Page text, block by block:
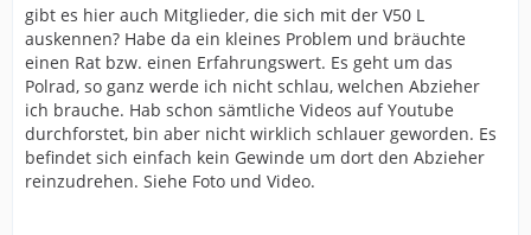
gibt es hier auch Mitglieder, die sich mit der V50 L
auskennen? Habe da ein kleines Problem und bräuchte
einen Rat bzw. einen Erfahrungswert. Es geht um das
Polrad, so ganz werde ich nicht schlau, welchen Abzieher
ich brauche. Hab schon sämtliche Videos auf Youtube
durchforstet, bin aber nicht wirklich schlauer geworden. Es
befindet sich einfach kein Gewinde um dort den Abzieher
reinzudrehen. Siehe Foto und Video.